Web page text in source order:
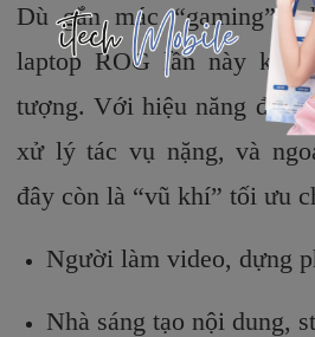
Dù gắn mác “gaming”,
laptop ROG lần này
tượng. Với hiệu năng đồ
xử lý tác vụ nặng, và
đây còn là “vũ khí” tối ưu
Người làm video, dựng
Nhà sáng tạo nội dung,